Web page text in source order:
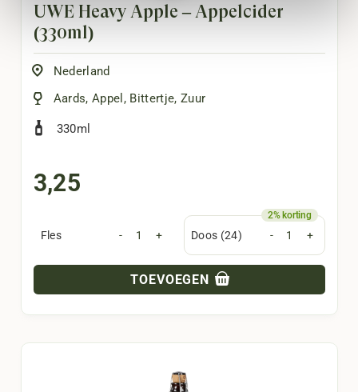
UWE Heavy Apple – Appelcider
(330ml)
Nederland
Aards, Appel , Bittertje,Zuur
330ml
3,25
Fles - + Doos (24) - +
TOEVOEGEN